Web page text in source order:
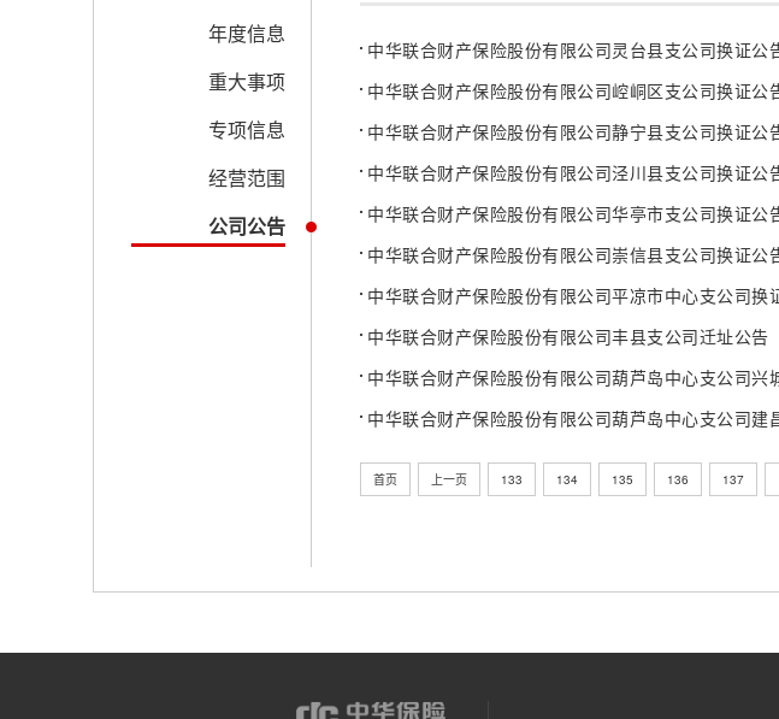
年度信息
重大事项
专项信息
经营范围
公司公告
中华联合财产保险股份有限公司灵台县支公司换证公
中华联合财产保险股份有限公司崆峒区支公司换证公
中华联合财产保险股份有限公司静宁县支公司换证公
中华联合财产保险股份有限公司泾川县支公司换证公
中华联合财产保险股份有限公司华亭市支公司换证公
中华联合财产保险股份有限公司崇信县支公司换证公
中华联合财产保险股份有限公司平凉市中心支公司换
中华联合财产保险股份有限公司丰县支公司迁址公告
中华联合财产保险股份有限公司葫芦岛中心支公司兴
中华联合财产保险股份有限公司葫芦岛中心支公司建
首页 上一页 133 134 135 136 137